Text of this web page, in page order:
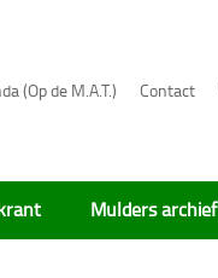
(Op de M.A.T.) Contact
Mulders archief